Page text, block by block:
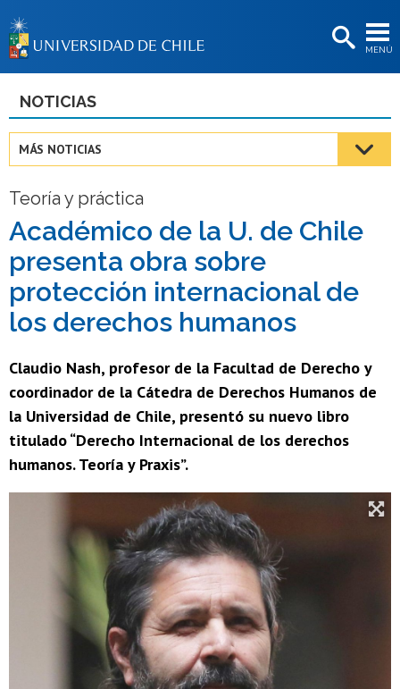
MENÚ
BIBLIOTECAS
Estudiantes
Funcionarias/os
Egresadas/os
NOTICIAS
MÁS NOTICIAS
Teoría y práctica
Académico de la U. de Chile
presenta obra sobre
protección internacional de
los derechos humanos
Claudio Nash, profesor de la Facultad de Derecho y
coordinador de la Cátedra de Derechos Humanos de
la Universidad de Chile, presentó su nuevo libro
titulado “Derecho Internacional de los derechos
humanos. Teoría y Praxis”.